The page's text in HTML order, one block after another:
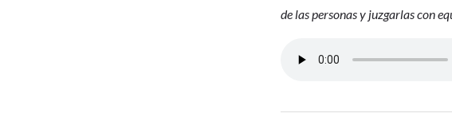
de las personas y juzgarlas con